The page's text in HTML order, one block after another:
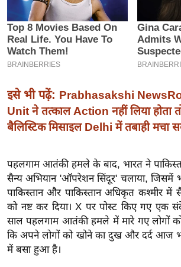
-
पे
प
मि
सा
ल
मि
सा
ल
श
ख्सि
य
इसे भी पढ़ें: Prabhasakshi
Unit ने तत्काल Action नहीं लिया होता
बैलिस्टिक मिसाइल Delhi में तबाही मचा
पहलगाम आतंकी हमले के बाद, भारत ने
सैन्य अभियान 'ऑपरेशन सिंदूर' चलाया, जिसमें
पाकिस्तान और पाकिस्तान अधिकृत कश्मीर
को नष्ट कर दिया। X पर पोस्ट किए गए एक
साल पहलगाम आतंकी हमले में मारे गए लोगों
कि अपने लोगों को खोने का दुख और दर्द आज
में बसा हुआ है।